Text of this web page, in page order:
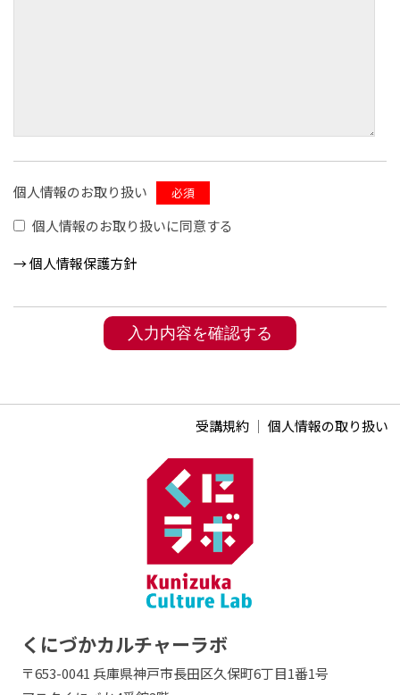
個人情報のお取り扱い 必須
個⼈情報のお取り扱いに同意する
→ 個⼈情報保護方針
受講規約｜ 個人情報の取り扱い
くにづかカルチャーラボ
〒653-0041 兵庫県神戸市長田区久保町6丁目1番1号